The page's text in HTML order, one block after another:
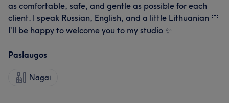
as comfortable, safe, and gentle as possible for each
client. I speak Russian, English, and a little Lithuanian 🤍
I’ll be happy to welcome you to my studio ✨
Paslaugos
Nagai